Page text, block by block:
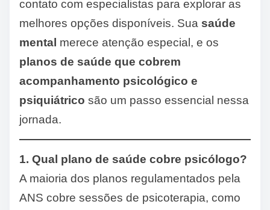
contato com especialistas para explorar as
melhores opções disponíveis. Sua saúde
mental merece atenção especial, e os
planos de saúde que cobrem
acompanhamento psicológico e
psiquiátrico são um passo essencial nessa
jornada.
1. Qual plano de saúde cobre psicólogo?
A maioria dos planos regulamentados pela
ANS cobre sessões de psicoterapia, como